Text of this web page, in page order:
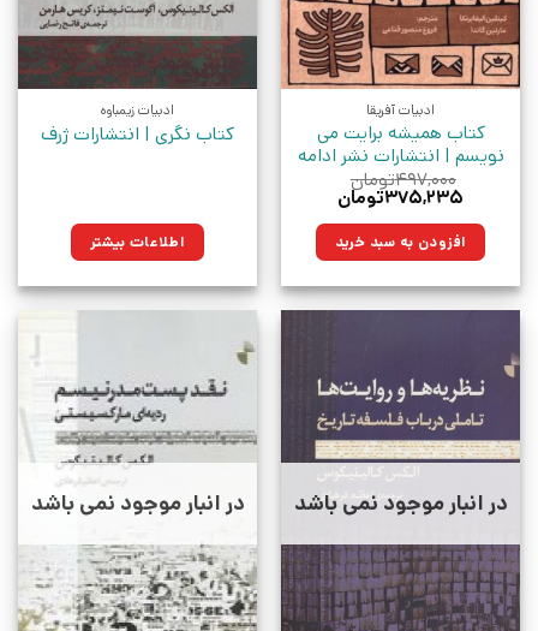
ادبیات آفریقا
کتاب همیشه برایت می
نویسم | انتشارات نشر ادامه
۴۹۷,۰۰۰تومان
قیمت
۴۹۷,۰۰۰تومان
بود.
۳۷۵,۲۳۵تومان
۳۷۵,۲۳۵تومان. افزودن به سبد خرید
ادبیات زیمباوه
کتاب نگری | انتشارات ژرف
اطلاعات بیشتر
در انبار موجود نمی باشد در انبار موجود نمی باشد